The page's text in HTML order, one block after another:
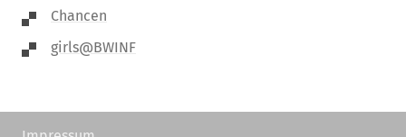
Chancen
girls@BWINF